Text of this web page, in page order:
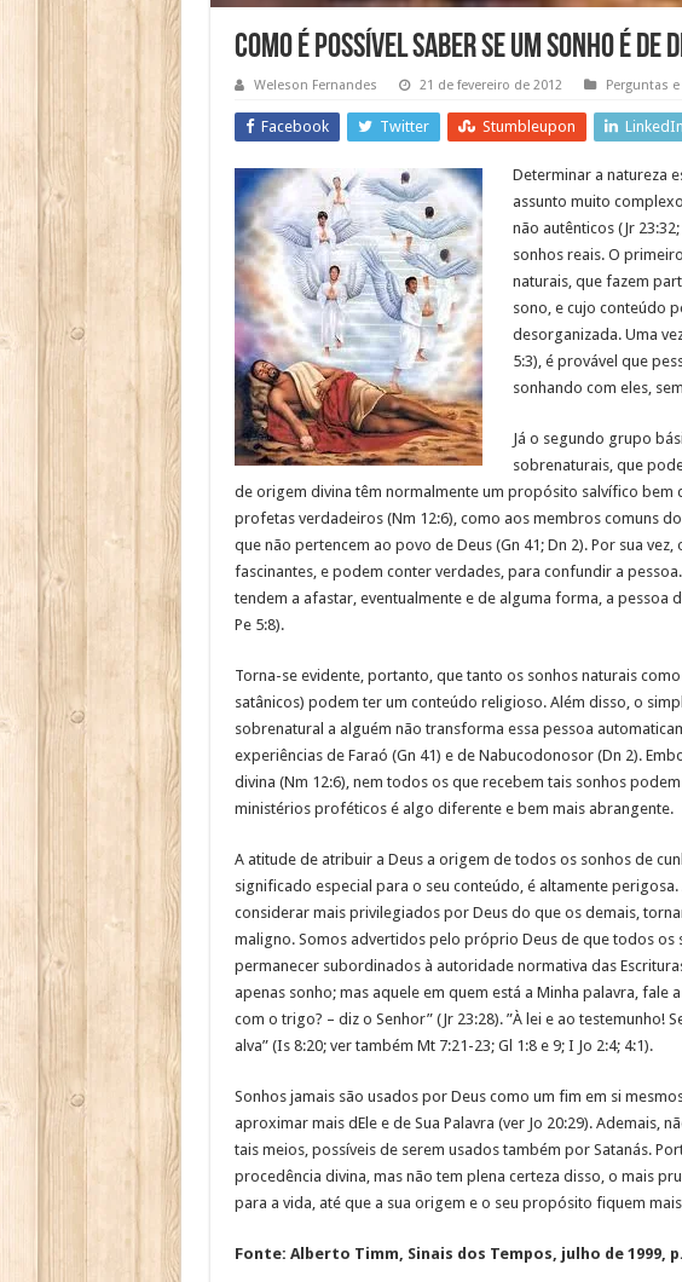
Como é possível saber se um sonho é de
Weleson Fernandes 21 de fevereiro de 2012 Perguntas
Facebook Twitter Stumbleupon LinkedIn
Determinar a natureza
assunto muito
não autênticos (Jr
sonhos reais. O
naturais, que fazem
sono, e cujo conteúdo
desorganizada. Uma
5:3), é provável que
sonhando com eles,
Já o segundo grupo
sobrenaturais, que
de origem divina têm normalmente um propósito salvífico
profetas verdadeiros (Nm 12:6), como aos membros comuns
que não pertencem ao povo de Deus (Gn 41; Dn 2). Por sua
fascinantes, e podem conter verdades, para confundir a
tendem a afastar, eventualmente e de alguma forma, a pessoa
Pe 5:8).
Torna-se evidente, portanto, que tanto os sonhos naturais
satânicos) podem ter um conteúdo religioso. Além disso, o
sobrenatural a alguém não transforma essa pessoa
experiências de Faraó (Gn 41) e de Nabucodonosor (Dn 2).
divina (Nm 12:6), nem todos os que recebem tais sonhos
ministérios proféticos é algo diferente e bem mais abrangente.
A atitude de atribuir a Deus a origem de todos os sonhos de
significado especial para o seu conteúdo, é altamente
considerar mais privilegiados por Deus do que os demais,
maligno. Somos advertidos pelo próprio Deus de que todos os
permanecer subordinados à autoridade normativa das
apenas sonho; mas aquele em quem está a Minha palavra, fale
com o trigo? – diz o Senhor” (Jr 23:28). ”À lei e ao testemunho!
alva” (Is 8:20; ver também Mt 7:21-23; Gl 1:8 e 9; I Jo 2:4; 4:1).
Sonhos jamais são usados por Deus como um fim em si
aproximar mais dEle e de Sua Palavra (ver Jo 20:29). Ademais,
tais meios, possíveis de serem usados também por Satanás.
procedência divina, mas não tem plena certeza disso, o mais
para a vida, até que a sua origem e o seu propósito fiquem
Fonte: Alberto Timm, Sinais dos Tempos, julho de 1999,